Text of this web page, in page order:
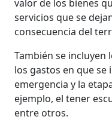
valor de los bienes
servicios que se
consecuencia del
También se incluyen
los gastos en que
emergencia y la
ejemplo, el tener
entre otros.